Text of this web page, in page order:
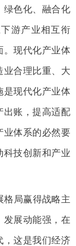
绿色化、融合化
游产业相互衔
。现代化产业体
业合理比重、大
是现代化产业体
出账，提高适配
业体系的必然要
科技创新和产业
格局赢得战略主
发展动能强，在
，这是我们经济